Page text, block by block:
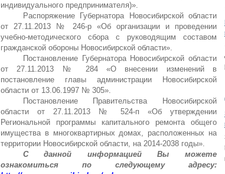
индивидуального предпринимателя)».
Распоряжение Губернатора Новосибирской области
от 27.11.2013 № 246-р «Об организации и проведении
учебно-методического сбора с руководящим составом
гражданской обороны Новосибирской области».
Постановление Губернатора Новосибирской области
от 27.11.2013 № 284 «О внесении изменений в
постановление главы администрации Новосибирской
области от 13.06.1997 № 305».
Постановление Правительства Новосибирской
области от 27.11.2013 № 524-п «Об утверждении
Региональной программы капитального ремонта общего
имущества в многоквартирных домах, расположенных на
территории Новосибирской области, на 2014-2038 годы».
С данной информацией Вы можете
ознакомиться по следующему адресу: